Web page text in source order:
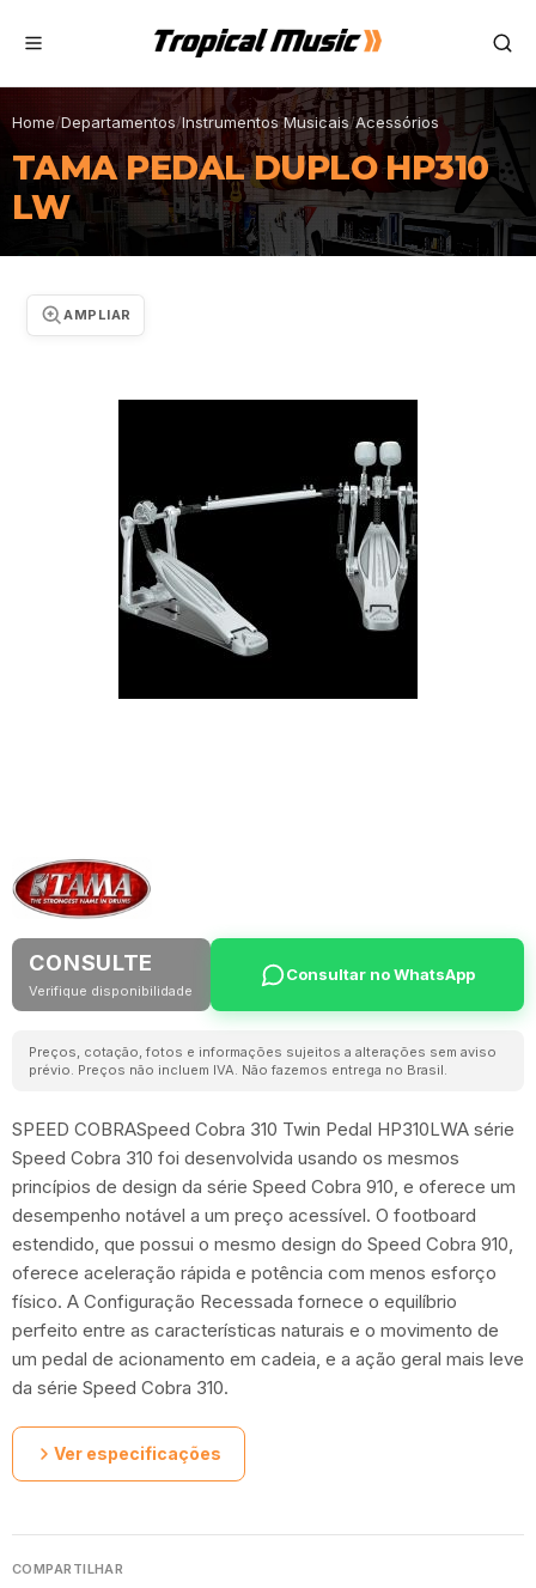
Home/Departamentos/Instrumentos Musicais/Acessórios
TAMA PEDAL DUPLO HP310
LW
AMPLIAR
CONSULTE
Verifique disponibilidade
Consultar no WhatsApp
Preços, cotação, fotos e informações sujeitos a alterações sem aviso
prévio. Preços não incluem IVA. Não fazemos entrega no Brasil.
SPEED COBRASpeed Cobra 310 Twin Pedal HP310LWA série
Speed Cobra 310 foi desenvolvida usando os mesmos
princípios de design da série Speed Cobra 910, e oferece um
desempenho notável a um preço acessível. O footboard
estendido, que possui o mesmo design do Speed Cobra 910,
oferece aceleração rápida e potência com menos esforço
físico. A Configuração Recessada fornece o equilíbrio
perfeito entre as características naturais e o movimento de
um pedal de acionamento em cadeia, e a ação geral mais leve
da série Speed Cobra 310.
Ver especificações
COMPARTILHAR